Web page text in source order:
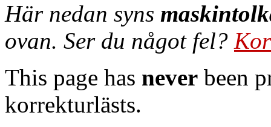
Här nedan syns
ovan. Ser du något fel?
This page has never been
korrekturlästs.